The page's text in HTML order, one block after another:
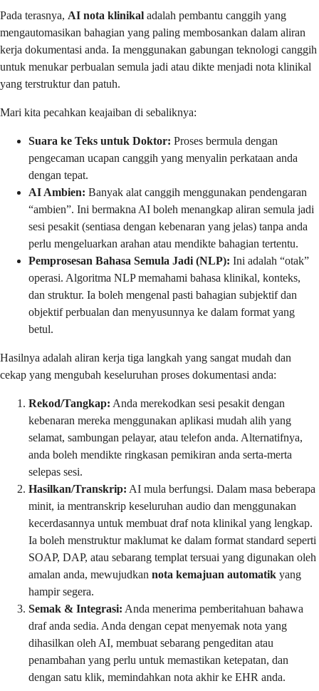
Pada terasnya, AI nota klinikal adalah pembantu canggih yang
mengautomasikan bahagian yang paling membosankan dalam aliran
kerja dokumentasi anda. Ia menggunakan gabungan teknologi canggih
untuk menukar perbualan semula jadi atau dikte menjadi nota klinikal
yang terstruktur dan patuh.
Mari kita pecahkan keajaiban di sebaliknya:
Suara ke Teks untuk Doktor: Proses bermula dengan
pengecaman ucapan canggih yang menyalin perkataan anda
dengan tepat.
AI Ambien: Banyak alat canggih menggunakan pendengaran
“ambien”. Ini bermakna AI boleh menangkap aliran semula jadi
sesi pesakit (sentiasa dengan kebenaran yang jelas) tanpa anda
perlu mengeluarkan arahan atau mendikte bahagian tertentu.
Pemprosesan Bahasa Semula Jadi (NLP): Ini adalah “otak”
operasi. Algoritma NLP memahami bahasa klinikal, konteks,
dan struktur. Ia boleh mengenal pasti bahagian subjektif dan
objektif perbualan dan menyusunnya ke dalam format yang
betul.
Hasilnya adalah aliran kerja tiga langkah yang sangat mudah dan
cekap yang mengubah keseluruhan proses dokumentasi anda:
Rekod/Tangkap: Anda merekodkan sesi pesakit dengan
kebenaran mereka menggunakan aplikasi mudah alih yang
selamat, sambungan pelayar, atau telefon anda. Alternatifnya,
anda boleh mendikte ringkasan pemikiran anda serta-merta
selepas sesi.
Hasilkan/Transkrip: AI mula berfungsi. Dalam masa beberapa
minit, ia mentranskrip keseluruhan audio dan menggunakan
kecerdasannya untuk membuat draf nota klinikal yang lengkap.
Ia boleh menstruktur maklumat ke dalam format standard seperti
SOAP, DAP, atau sebarang templat tersuai yang digunakan oleh
amalan anda, mewujudkan nota kemajuan automatik yang
hampir segera.
Semak & Integrasi: Anda menerima pemberitahuan bahawa
draf anda sedia. Anda dengan cepat menyemak nota yang
dihasilkan oleh AI, membuat sebarang pengeditan atau
penambahan yang perlu untuk memastikan ketepatan, dan
dengan satu klik, memindahkan nota akhir ke EHR anda.